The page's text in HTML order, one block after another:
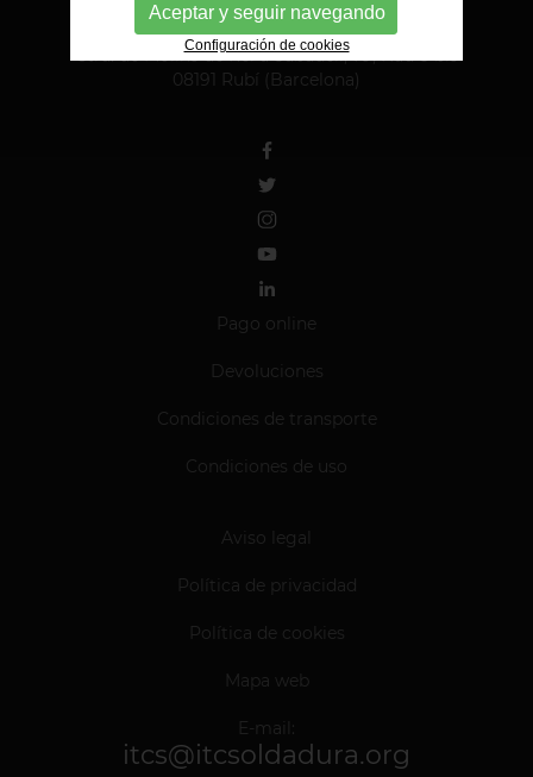
ITCS - Institut Tècnic Català de la Soldadura
Ctra. de Molins de Rei a Sabadell, 79, Nau 8 bis
08191 Rubí (Barcelona)
Pago online
Devoluciones
Condiciones de transporte
Condiciones de uso
Aviso legal
Política de privacidad
Política de cookies
Mapa web
E-mail:
itcs@itcsoldadura.org
Aceptar y seguir navegando
Configuración de cookies